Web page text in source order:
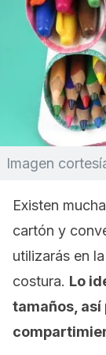
Imagen
Existen
cartón y
utilizarás en la
costura. Lo
tamaños,